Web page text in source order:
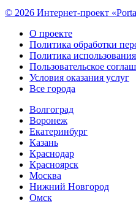
© 2026 Интернет-проект
О проекте
Политика обработки
Политика
Пользовательское
Условия оказания услуг
Все города
Волгоград
Воронеж
Екатеринбург
Казань
Краснодар
Красноярск
Москва
Нижний Новгород
Омск